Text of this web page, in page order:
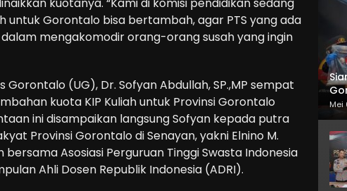
untuk Gorontalo bisa bertambah, agar PTS yang ada
mengakomodir orang-orang susah yang ingin
(UG), Dr. Sofyan Abdullah, SP.,MP sempat
kuota KIP Kuliah untuk Provinsi Gorontalo
ini disampaikan langsung Sofyan kepada putra
Provinsi Gorontalo di Senayan, yakni Elnino M.
Asosiasi Perguruan Tinggi Swasta Indonesia
Ahli Dosen Republik Indonesia (ADRI).
Mei